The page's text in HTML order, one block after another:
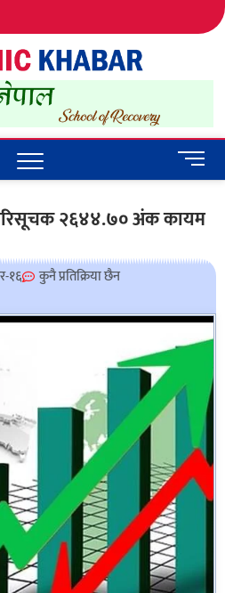
IN NEPAL
M
e
u
u
o
२६४४.७० अंक कायम
१६ कुनै प्रतिक्रिया छैन